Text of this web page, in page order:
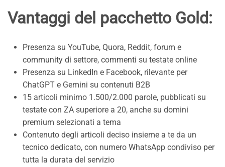
Vantaggi del pacchetto Gold:
Presenza su YouTube, Quora, Reddit, forum e
community di settore, commenti su testate online
Presenza su LinkedIn e Facebook, rilevante per
ChatGPT e Gemini su contenuti B2B
15 articoli minimo 1.500/2.000 parole, pubblicati su
testate con ZA superiore a 20, anche su domini
premium selezionati a tema
Contenuto degli articoli deciso insieme a te da un
tecnico dedicato, con numero WhatsApp condiviso per
tutta la durata del servizio